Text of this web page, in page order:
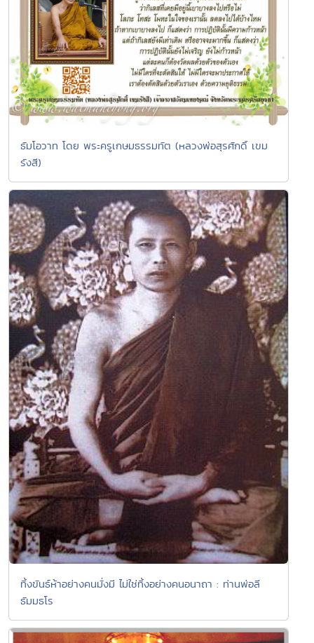
ธัมโอวาท โดย พระครูเกษมธรรมทัต (หลวงพ่อสุรศักดิ์ เขม
รังสี)
ทิ้งขันธ์ห้าอย่างคนมั่งมี ไม่ใช่ทิ้งอย่างคนอนาถา : ท่านพ่อลี
ธัมมธโร